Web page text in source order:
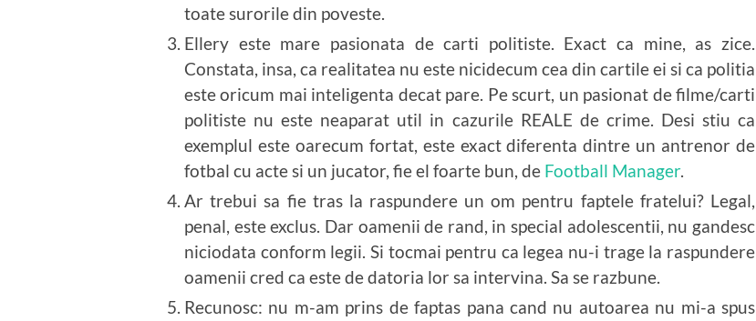
toate surorile din poveste.
Ellery este mare pasionata de carti politiste. Exact ca mine, as zice.
Constata, insa, ca realitatea nu este nicidecum cea din cartile ei si ca politia
este oricum mai inteligenta decat pare. Pe scurt, un pasionat de filme/carti
politiste nu este neaparat util in cazurile REALE de crime. Desi stiu ca
exemplul este oarecum fortat, este exact diferenta dintre un antrenor de
fotbal cu acte si un jucator, fie el foarte bun, de Football Manager.
Ar trebui sa fie tras la raspundere un om pentru faptele fratelui? Legal,
penal, este exclus. Dar oamenii de rand, in special adolescentii, nu gandesc
niciodata conform legii. Si tocmai pentru ca legea nu-i trage la raspundere
oamenii cred ca este de datoria lor sa intervina. Sa se razbune.
Recunosc: nu m-am prins de faptas pana cand nu autoarea nu mi-a spus